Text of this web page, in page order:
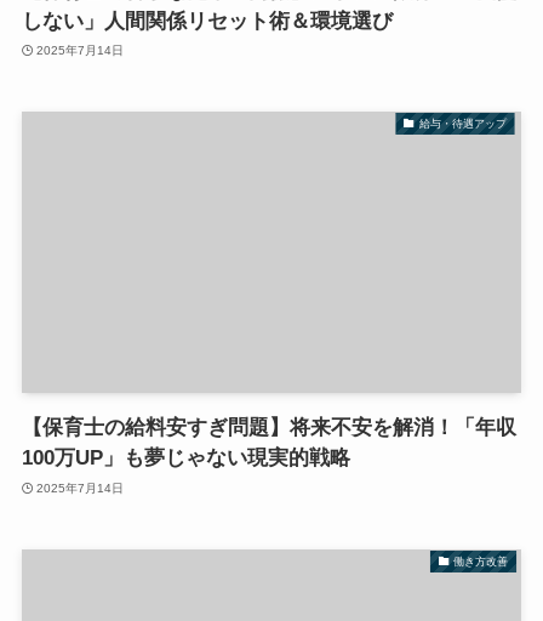
しない」人間関係リセット術＆環境選び
2025年7月14日
給与・待遇アップ
【保育士の給料安すぎ問題】将来不安を解消！「年収
100万UP」も夢じゃない現実的戦略
2025年7月14日
働き方改善